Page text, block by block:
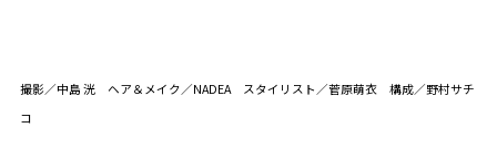
撮影／中島 洸 ヘア＆メイク／NADEA スタイリスト／菅原萌衣 構成／野村サチ
コ